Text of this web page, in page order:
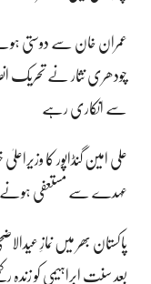
عمران خان سے دوستی
چودھری نثار نے تحریک
سے انکاری رہے
علی امین گنڈاپور کا وزیراعلیٰ
عہدے سے مستعفی ہونے
پاکستان بھر میں نمازِ
بعد سنتِ ابراہیمی کو زندہ